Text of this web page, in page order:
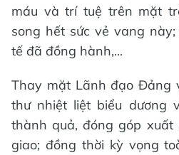
máu và trí tuệ trên mặt
song hết sức vẻ vang
tế đã đồng hành,...
Thay mặt Lãnh đạo Đảng
thư nhiệt liệt biểu dương
thành quả, đóng góp xuất
giao; đồng thời kỳ vọng